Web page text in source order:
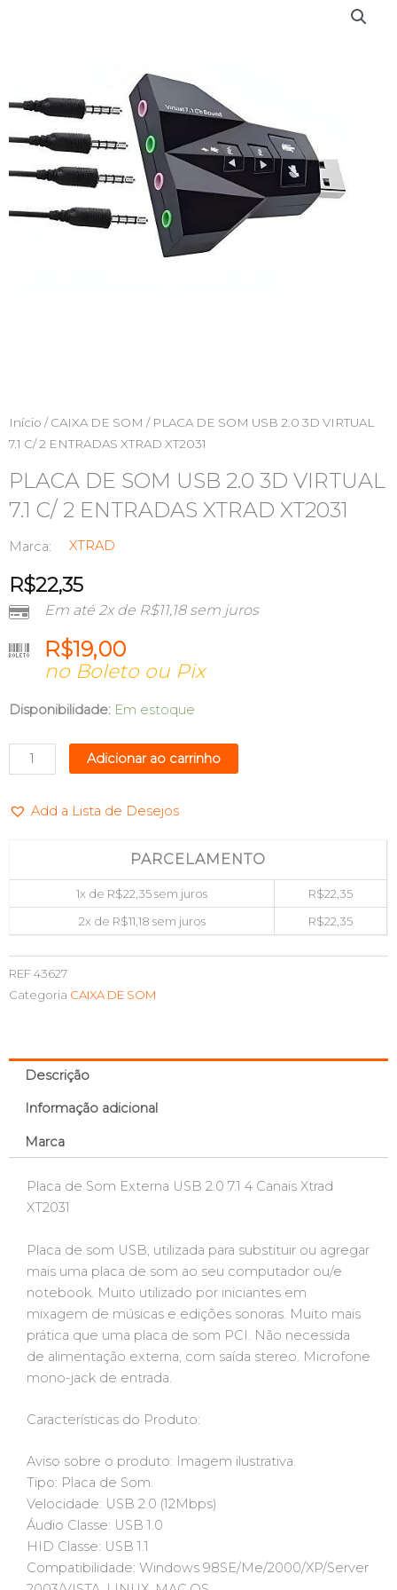
Início /CAIXA DE SOM / PLACA DE SOM USB 2.0 3D VIRTUAL
7.1 C/ 2 ENTRADAS XTRAD XT2031
PLACA DE SOM USB 2.0 3D VIRTUAL
7.1 C/ 2 ENTRADAS XTRAD XT2031
Marca: XTRAD
R$22,35
Em até 2x de R$11,18sem juros
R$19,00
no Boleto ou Pix
Disponibilidade: Em estoque
PLACA
SOM
USB
3D
C/
ENTRADAS
Adicionar ao carrinho
Add a Lista de Desejos
PARCELAMENTO
1x de R$22,35sem juros R$22,35
2x de R$11,18 sem juros R$22,35
REF43627
Categoria CAIXA DE SOM
Descrição
Informação adicional
Marca
Placa de Som Externa USB 2.0 7.1 4 Canais Xtrad
XT2031
Placa de som USB, utilizada para substituir ou agregar
mais uma placa de som ao seu computador ou/e
notebook. Muito utilizado por iniciantes em
mixagem de músicas e edições sonoras. Muito mais
prática que uma placa de som PCI. Não necessida
de alimentação externa, com saída stereo. Microfone
mono-jack de entrada.
Características do Produto:
Aviso sobre o produto: Imagem ilustrativa.
Tipo: Placa de Som.
Velocidade: USB 2.0 (12Mbps)
Áudio Classe: USB 1.0
HID Classe: USB 1.1
Compatibilidade: Windows 98SE/Me/2000/XP/Server